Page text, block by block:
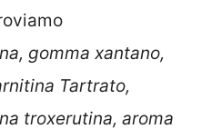
gomma xantano,
Tartrato,
troxerutina, aroma